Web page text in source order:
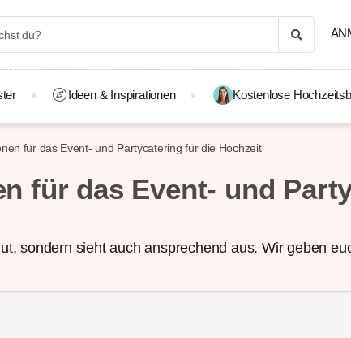
Ideen & Inspirationen Kostenlose
für das Event- und Partycatering für die Hochzeit
für das Event- und
sondern sieht auch ansprechend aus. Wir geben